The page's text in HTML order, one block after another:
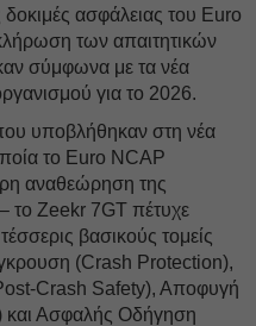
ασφάλειας του Euro
των απαιτητικών
σύμφωνα με τα νέα
για το 2026.
υποβλήθηκαν στη νέα
το Euro NCAP
αναθεώρηση της
το Zeekr 7GT πέτυχε
βασικούς τομείς
(Crash Protection),
Crash Safety), Αποφυγή
Ασφαλής Οδήγηση